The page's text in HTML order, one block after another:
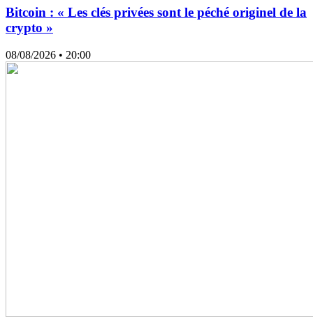
Bitcoin : « Les clés privées sont le péché originel de la
crypto »
08/08/2026 • 20:00